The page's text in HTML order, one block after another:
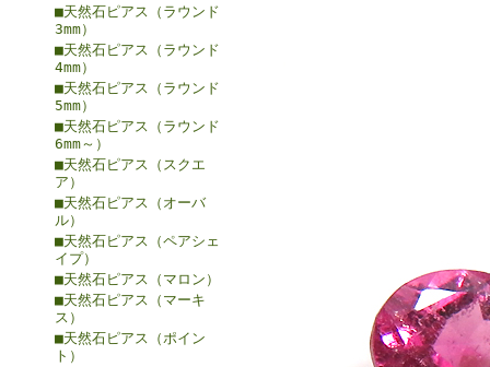
■天然石ピアス（ラウンド
3mm）
■天然石ピアス（ラウンド
4mm）
■天然石ピアス（ラウンド
5mm）
■天然石ピアス（ラウンド
6mm～）
■天然石ピアス（スクエ
ア）
■天然石ピアス（オーバ
ル）
■天然石ピアス（ペアシェ
イプ）
■天然石ピアス（マロン）
■天然石ピアス（マーキ
ス）
■天然石ピアス（ポイン
ト）